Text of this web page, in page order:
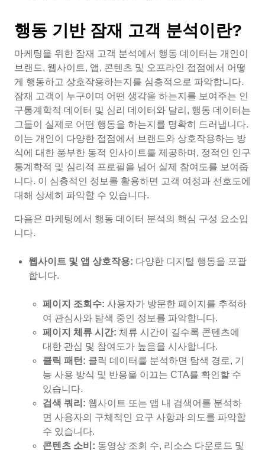
행동 기반 잠재 고객 분석이란?
마케팅을 위한 잠재 고객 분석에서 행동 데이터는 개인이
브랜드, 웹사이트, 앱, 콘텐츠 및 오프라인 접점에서 어떻
게 행동하고 상호작용하는지를 심층적으로 파악합니다.
잠재 고객이 누구이며 어떤 생각을 하는지를 보여주는 인
구통계학적 데이터 및 심리 데이터와 달리, 행동 데이터는
그들이 실제로 어떤 행동을 하는지를 명확히 드러냅니다.
이는 개인이 다양한 접점에서 브랜드와 상호작용하는 방
식에 대한 풍부한 동적 인사이트를 제공하며, 정적인 인구
통계학적 및 심리적 프로필을 넘어 실제 참여도를 보여줍
니다. 이 심층적인 정보를 활용하면 고객 여정과 선호도에
대해 상세히 파악할 수 있습니다.
다음은 마케팅에서 행동 데이터 분석의 핵심 구성 요소입
니다.
웹사이트 및 앱 상호작용: 다양한 디지털 행동을 포괄
합니다.
페이지 조회수: 사용자가 방문한 페이지를 추적하
여 관심사와 탐색 중인 정보를 파악합니다.
페이지 체류 시간: 체류 시간이 길수록 콘텐츠에
대한 관심 및 참여도가 높음을 시사합니다.
클릭 패턴: 클릭 데이터를 분석하면 탐색 경로, 기
능 사용 방식 및 반응을 이끄는 CTA를 확인할 수
있습니다.
검색 쿼리: 웹사이트 또는 앱 내 검색어를 분석하
면 사용자의 구체적인 요구 사항과 의도를 파악할
수 있습니다.
콘텐츠 소비: 동영상 조회 수, 리소스 다운로드 및